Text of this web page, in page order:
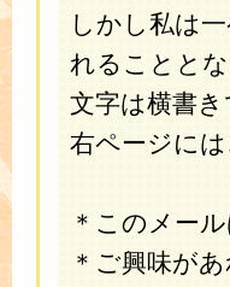
しかし私は
れることと
文字は横書
右ページに
＊このメー
＊ご興味が